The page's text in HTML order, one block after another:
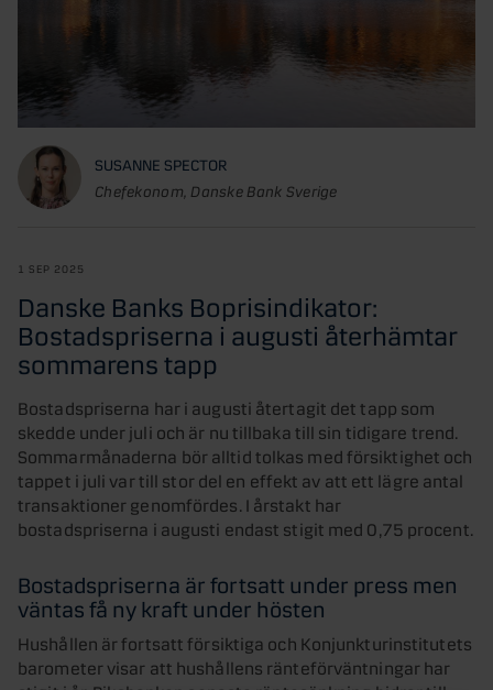
SUSANNE SPECTOR
Chefekonom, Danske Bank Sverige
1 SEP 2025
Danske Banks Boprisindikator:
Bostadspriserna i augusti återhämtar
sommarens tapp
Bostadspriserna har i augusti återtagit det tapp som
skedde under juli och är nu tillbaka till sin tidigare trend.
Sommarmånaderna bör alltid tolkas med försiktighet och
tappet i juli var till stor del en effekt av att ett lägre antal
transaktioner genomfördes. I årstakt har
bostadspriserna i augusti endast stigit med 0,75 procent.
Bostadspriserna är fortsatt under press men
väntas få ny kraft under hösten
Hushållen är fortsatt försiktiga och Konjunkturinstitutets
barometer visar att hushållens ränteförväntningar har